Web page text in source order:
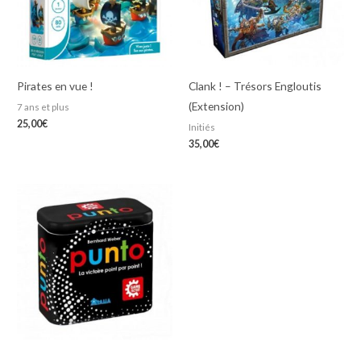
Pirates en vue !
7 ans et plus
25,00€
Clank ! – Trésors Engloutis
(Extension)
Initiés
35,00€